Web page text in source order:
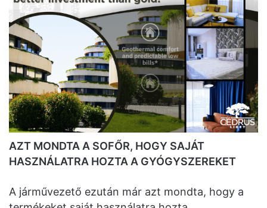
AZT MONDTA A SOFŐR, HOGY SAJÁT
HASZNÁLATRA HOZTA A GYÓGYSZEREKET
A járművezető ezután már azt mondta, hogy a